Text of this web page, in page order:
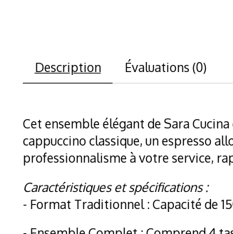
Description Évaluations (0)
Cet ensemble élégant de Sara
cappuccino classique, un espresso
professionnalisme à votre service,
Caractéristiques et spécifications :
- Format Traditionnel : Capacité de